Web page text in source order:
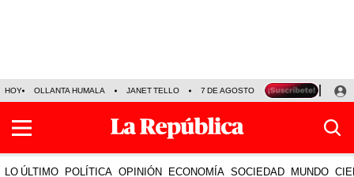
HOY OLLANTA HUMALA JANET TELLO 7 DE AGOSTO TINKA RESULTADOS
LO ÚLTIMO POLÍTICA OPINIÓN ECONOMÍA SOCIEDAD MUNDO